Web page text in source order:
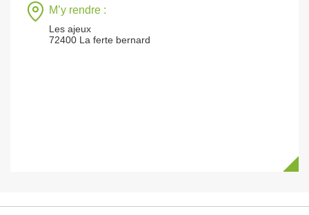
M’y rendre :
Les ajeux
72400 La ferte bernard